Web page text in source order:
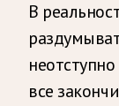
В
все